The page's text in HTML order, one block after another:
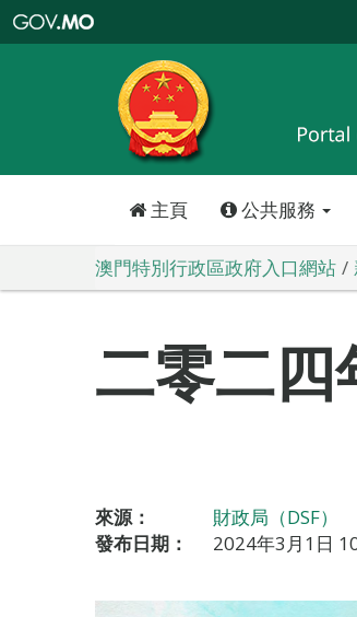
特
政
區
政
口
主頁 公共服務
澳門特別行政區政府入口網站
二零二
來源：
財政局（DSF）
發布日期：
2024年3月1日